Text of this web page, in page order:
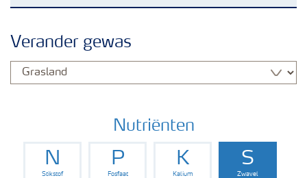
Gewassen
Toolbox
Verander gewas
Nutriënten
N
Stikstof
P
Fosfaat
K
Kalium
S
Zwavel